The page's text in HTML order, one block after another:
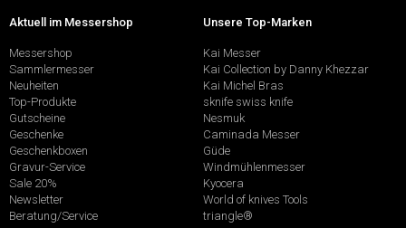
Aktuell im Messershop
Messershop
Sammlermesser
Neuheiten
Top-Produkte
Gutscheine
Geschenke
Geschenkboxen
Gravur-Service
Sale 20%
Newsletter
Beratung/Service
Unsere Top-Marken
Kai Messer
Kai Collection by Danny Khezzar
Kai Michel Bras
sknife swiss knife
Nesmuk
Caminada Messer
Güde
Windmühlenmesser
Kyocera
World of knives Tools
triangle®